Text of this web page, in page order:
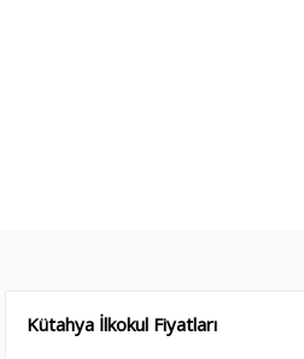
Kütahya İlkokul Fiyatları